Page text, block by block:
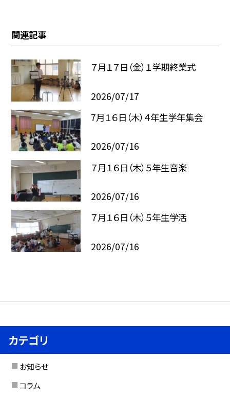
関連記事
７月１７日（金）１学期終業式
2026/07/17
7月１６日（木）４年生学年集会
2026/07/16
７月１６日（木）５年生音楽
2026/07/16
７月１６日（木）５年生学活
2026/07/16
カテゴリ
お知らせ
コラム